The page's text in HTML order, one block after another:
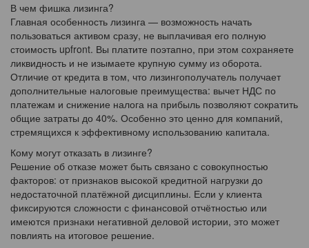
В чем фишка лизинга?
Главная особенность лизинга — возможность начать
пользоваться активом сразу, не выплачивая его полную
стоимость upfront. Вы платите поэтапно, при этом сохраняете
ликвидность и не изымаете крупную сумму из оборота.
Отличие от кредита в том, что лизингополучатель получает
дополнительные налоговые преимущества: вычет НДС по
платежам и снижение налога на прибыль позволяют сократить
общие затраты до 40%. Особенно это ценно для компаний,
стремящихся к эффективному использованию капитала.
Кому могут отказать в лизинге?
Решение об отказе может быть связано с совокупностью
факторов: от признаков высокой кредитной нагрузки до
недостаточной платёжной дисциплины. Если у клиента
фиксируются сложности с финансовой отчётностью или
имеются признаки негативной деловой истории, это может
повлиять на итоговое решение.